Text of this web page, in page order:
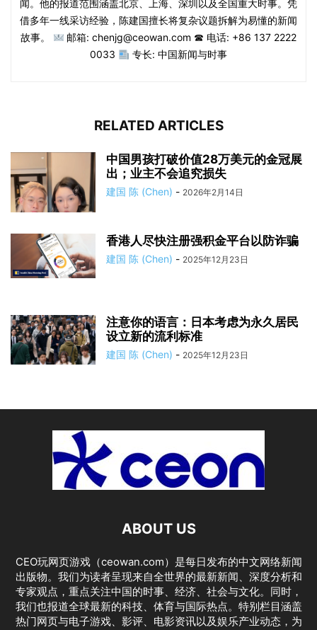
闻。他的报道范围涵盖北京、上海、深圳以及全国重大时事。凭
借多年一线采访经验，陈建国擅长将复杂议题拆解为易懂的新闻
故事。
邮箱: chenjg@ceowan.com ☎ 电话: +86 137 2222
0033
专长: 中国新闻与时事
RELATED ARTICLES
中国男孩打破价值28万美元的金冠展
出；业主不会追究损失
建国 陈 (Chen) - 2026年2月14日
香港人尽快注册强积金平台以防诈骗
建国 陈 (Chen) - 2025年12月23日
注意你的语言：日本考虑为永久居民
设立新的流利标准
建国 陈 (Chen) - 2025年12月23日
ABOUT US
CEO玩网页游戏（ceowan.com）是每日发布的中文网络新闻
出版物。我们为读者呈现来自全世界的最新新闻、深度分析和
专家观点，重点关注中国的时事、经济、社会与文化。同时，
我们也报道全球最新的科技、体育与国际热点。特别栏目涵盖
热门网页与电子游戏、影评、电影资讯以及娱乐产业动态，为